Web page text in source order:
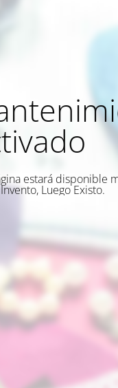
estará disponible
Luego Existo.